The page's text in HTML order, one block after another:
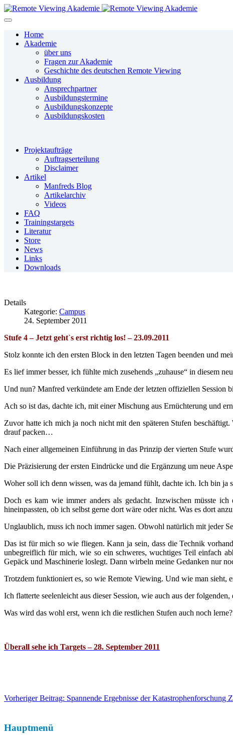
Home
Akademie
über uns
Fragen zur Akademie
Geschichte des deutschen Remote Viewing
Ausbildung
Ansprechpartner
Ausbildungstermine
Ausbildungskonzepte
Ausbildungskosten
Projektaufträge
Auftragserteilung
Disclaimer
Artikel
Manfreds Blog
Artikelarchiv
Videos
FAQ
Trainingstargets
Literatur
Store
News
Links
Downloads
Details
Kategorie: Campus
24. September 2011
Stufe 4 – Jetzt geht`s erst richtig los! – 23.09.2011
Stolz konnte ich den ersten Block in den letzten Tagen beenden und
Es lief immer besser, ich fühlte mich zusehends „zuhause“ in diesem
Und nun? Manfred verkündete am Ende der letzten offiziellen Session
Ach so ist das, dachte ich, mit einer Mischung aus Ernüchterung und
Zuvor hatte ich mich ja noch nicht mit den späteren Stufen
drauf packen…
Nach einer allgemeinen Einführung in das Prinzip der vierten Stufe
Die Präzisierung der ersten Eindrücke und die Ergänzung um neue
Woher soll ich denn wissen, was da jemand fühlt, dachte ich. Ich bin ja
Doch es kam wie immer anders als gedacht. Inzwischen müsste
hineinpassten, ob ich selbst gerne dort wäre oder nicht. Was es dort
Unglaublich, muss ich noch immer sagen. Obwohl natürlich mit jeder
Das ist für mich so wie fliegen. Kann ja sein, dass die Technik
unbegreiflich für mich, wie so ein schweres, wuchtiges Teil einfach
Gepäck und Maschinerie loslegt. Dann wirbeln meine Gedanken nur
Trotzdem funktioniert es, so wie Remote Viewing. Und wie man sieht,
Ich flatterte seelenleicht aus dieser Session, wie auch aus der
Was wird das wohl erst, wenn ich die restlichen Stufen auch noch
Überall sehe ich Targets – 28. September 2011
Vorheriger Beitrag: Spannende Ergebnisse der Katastrophenforschung
Hauptmenü